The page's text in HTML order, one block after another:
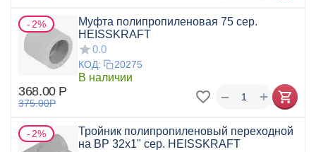
2%
Муфта полипропиленовая 75 сер.
HEISSKRAFT
0.0
КОД: 20275
В наличии
368.00 Р
375.00Р +
−
2%
Тройник полипропиленовый переходной
на ВР 32x1" сер. HEISSKRAFT